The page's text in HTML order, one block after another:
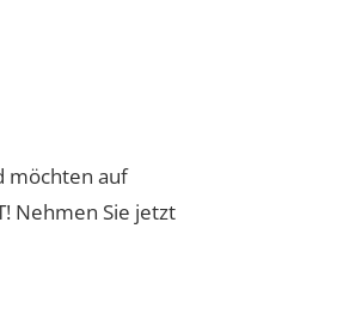
möchten auf
Nehmen Sie jetzt